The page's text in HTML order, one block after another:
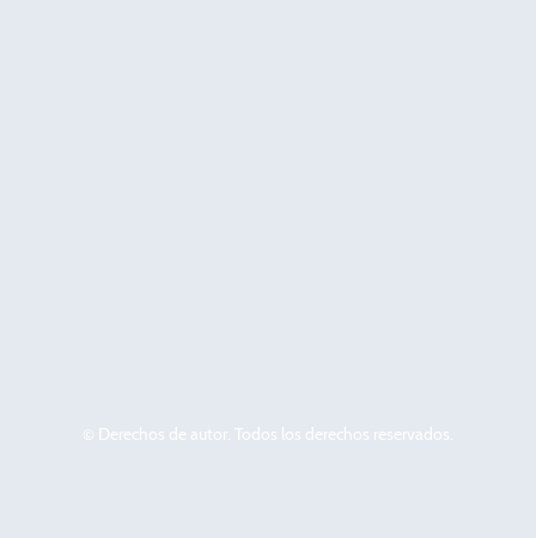
© Derechos de autor. Todos los derechos reservados.